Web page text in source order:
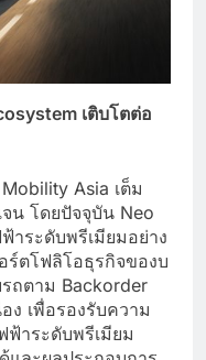
เติบโตต่อ
Asia เต็ม
น โดยปัจจุบัน Neo
าระดับพรีเมียมอย่าง
ร์ตโฟลิโอธุรกิจของบ
ถตาม Backorder
ง เพื่อรองรับความ
ฟ้าระดับพรีเมียม